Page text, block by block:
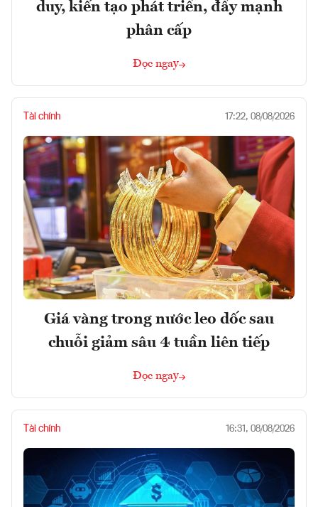
duy, kiến tạo phát triển, đẩy mạnh
phân cấp
Đọc ngay
Tài chính 17:22, 08/08/2026
Giá vàng trong nước leo dốc sau
chuỗi giảm sâu 4 tuần liên tiếp
Đọc ngay
Tài chính 16:31, 08/08/2026